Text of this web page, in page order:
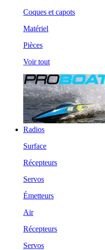
Coques et capots
Matériel
Pièces
Voir tout
Radios
Surface
Récepteurs
Servos
Émetteurs
Air
Récepteurs
Servos